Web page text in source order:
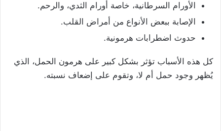
الأورام السرطانية، خاصة أورام الثدي، والرحم.
الإصابة ببعض الأنواع من أمراض القلب.
حدوث اضطرابات هرمونية.
كل هذه الأسباب تؤثر بشكل كبير على هرمون الحمل، الذي
يُظهر وجود حمل أم لا، وتقوم على إضعاف نسبته.